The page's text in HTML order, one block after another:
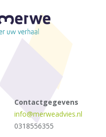
Contactgegevens
info@merweadvies.nl
0318556355